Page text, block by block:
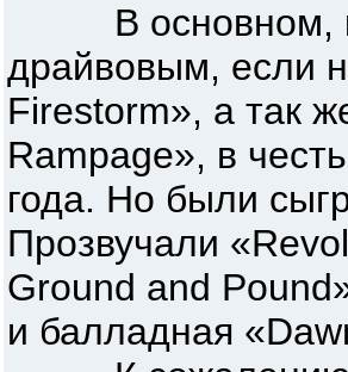
В основном,
драйвовым, если
Firestorm», а так
Rampage», в
года. Но были
Прозвучали
Ground and
и балладная